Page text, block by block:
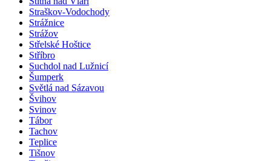
Straškov-Vodochody
Strážnice
Strážov
Střelské Hoštice
Stříbro
Suchdol nad Lužnicí
Šumperk
Světlá nad Sázavou
Švihov
Svinov
Tábor
Tachov
Teplice
Tišnov